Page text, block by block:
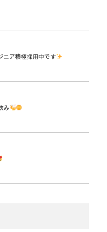
ニア積極採用中です
み